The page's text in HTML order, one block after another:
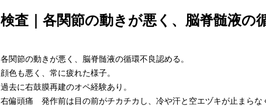
検査｜各関節の動きが悪く、脳脊髄液の
各関節の動きが悪く、脳脊髄液の循環不良認める。
顔色も悪く、常に疲れた様子。
過去に右鼓膜再建のオペ経験あり。
右偏頭痛 発作前は目の前がチカチカし、冷や汗と空エヅキが止まらな